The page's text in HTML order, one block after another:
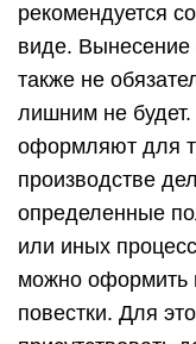
рекомендуется
виде. Вынесение
также не
лишним не
оформляют для
производстве
определенные
или иных
можно оформить
повестки. Для